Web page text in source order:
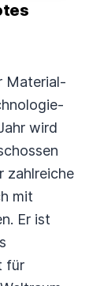
Material-
wird
zahlreiche
mit
Er ist
für